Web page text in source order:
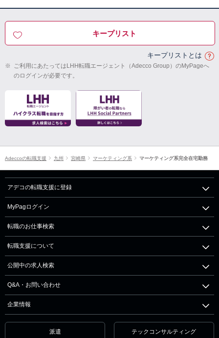
キープリスト
キープリストとは
※ ご利用にあたってはLHH転職エージェント（Adecco Group）のMyPageへ
のログインが必要です。
Adeccoの転職支援 九州 宮崎県 マーケティング系 マーケティング系完全在宅勤務
アデコの転職支援に登録
MyPagログイン
転職のお仕事検索
転職支援について
公開中の求人検索
Q&A・お問い合わせ
企業情報
派遣 テックコンサルティング